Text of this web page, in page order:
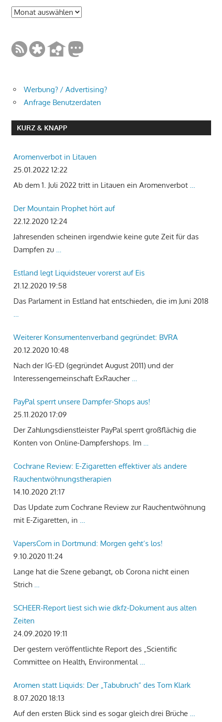
Archive
Werbung? / Advertising?
Anfrage Benutzerdaten
KURZ & KNAPP
Aromenverbot in Litauen
25.01.2022 12:22
Ab dem 1. Juli 2022 tritt in Litauen ein Aromenverbot
Der Mountain Prophet hört auf
22.12.2020 12:24
Jahresenden scheinen irgendwie keine gute Zeit für das
Dampfen zu
Estland legt Liquidsteuer vorerst auf Eis
21.12.2020 19:58
Das Parlament in Estland hat entschieden, die im Juni 2018
Weiterer Konsumentenverband gegründet: BVRA
20.12.2020 10:48
Nach der IG-ED (gegründet August 2011) und der
Interessengemeinschaft ExRaucher
PayPal sperrt unsere Dampfer-Shops aus!
25.11.2020 17:09
Der Zahlungsdienstleister PayPal sperrt großflächig die
Konten von Online-Dampfershops. Im
Cochrane Review: E-Zigaretten effektiver als andere
Rauchentwöhnungstherapien
14.10.2020 21:17
Das Update zum Cochrane Review zur Rauchentwöhnung
mit E-Zigaretten, in
VapersCom in Dortmund: Morgen geht‘s los!
9.10.2020 11:24
Lange hat die Szene gebangt, ob Corona nicht einen
Strich
SCHEER-Report liest sich wie dkfz-Dokument aus alten
Zeiten
24.09.2020 19:11
Der gestern veröffentlichte Report des „Scientific
Committee on Health, Environmental
Aromen statt Liquids: Der „Tabubruch“ des Tom Klark
8.07.2020 18:13
Auf den ersten Blick sind es sogar gleich drei Brüche